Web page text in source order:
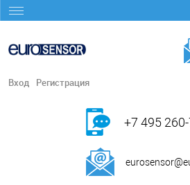
Вход Регистрация
+7 495